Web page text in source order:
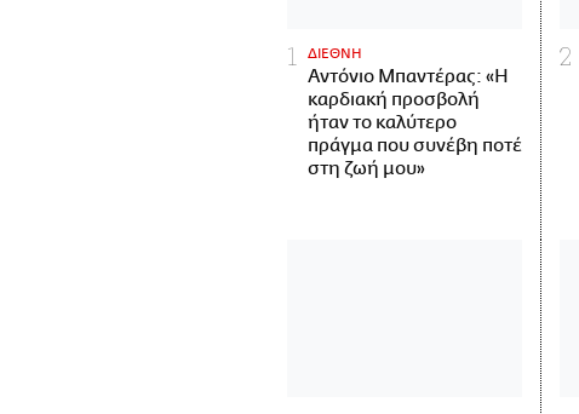
ΔΙΕΘΝΗ
Αντόνιο Μπαντέρας: «Η
καρδιακή προσβολή
ήταν το καλύτερο
πράγμα που συνέβη ποτέ
στη ζωή μου»